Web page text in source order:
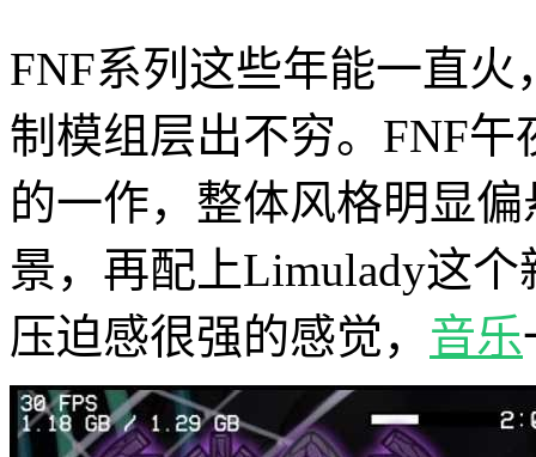
FNF系列这些年能一直
制模组层出不穷。FNF
的一作，整体风格明显
景，再配上Limulady这
压迫感很强的感觉， 音乐